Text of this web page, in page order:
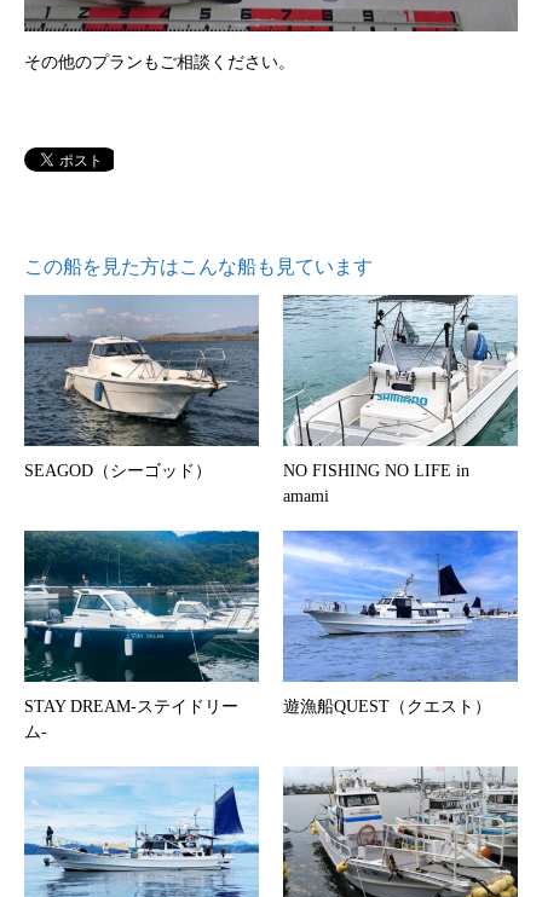
​その他のプランもご相談ください。
この船を見た方はこんな船も見ています
SEAGOD（シーゴッド）
NO FISHING NO LIFE in
amami
STAY DREAM-ステイドリー
ム-
遊漁船QUEST（クエスト）